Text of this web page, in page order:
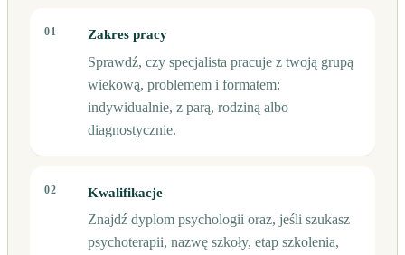
01
Zakres pracy
Sprawdź, czy specjalista pracuje z twoją grupą
wiekową, problemem i formatem:
indywidualnie, z parą, rodziną albo
diagnostycznie.
02
Kwalifikacje
Znajdź dyplom psychologii oraz, jeśli szukasz
psychoterapii, nazwę szkoły, etap szkolenia,